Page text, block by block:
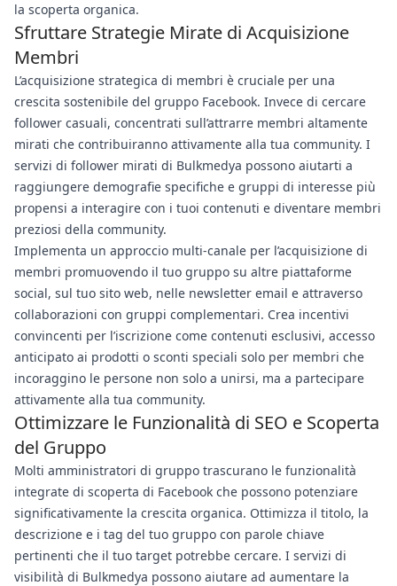
la scoperta organica.
Sfruttare Strategie Mirate di Acquisizione
Membri
L’acquisizione strategica di membri è cruciale per una
crescita sostenibile del gruppo Facebook. Invece di cercare
follower casuali, concentrati sull’attrarre membri altamente
mirati che contribuiranno attivamente alla tua community. I
servizi di follower mirati di Bulkmedya possono aiutarti a
raggiungere demografie specifiche e gruppi di interesse più
propensi a interagire con i tuoi contenuti e diventare membri
preziosi della community.
Implementa un approccio multi-canale per l’acquisizione di
membri promuovendo il tuo gruppo su altre piattaforme
social, sul tuo sito web, nelle newsletter email e attraverso
collaborazioni con gruppi complementari. Crea incentivi
convincenti per l’iscrizione come contenuti esclusivi, accesso
anticipato ai prodotti o sconti speciali solo per membri che
incoraggino le persone non solo a unirsi, ma a partecipare
attivamente alla tua community.
Ottimizzare le Funzionalità di SEO e Scoperta
del Gruppo
Molti amministratori di gruppo trascurano le funzionalità
integrate di scoperta di Facebook che possono potenziare
significativamente la crescita organica. Ottimizza il titolo, la
descrizione e i tag del tuo gruppo con parole chiave
pertinenti che il tuo target potrebbe cercare. I servizi di
visibilità di Bulkmedya possono aiutare ad aumentare la